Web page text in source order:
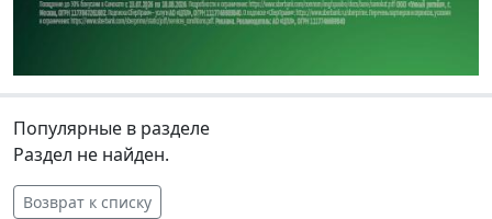
Популярные в разделе
Раздел не найден.
Возврат к списку